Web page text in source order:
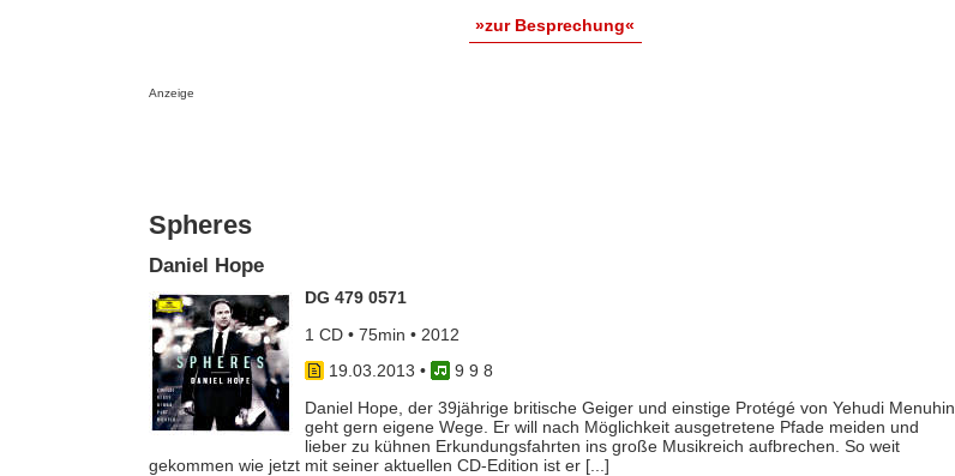
»zur Besprechung«
Anzeige
Spheres
Daniel Hope
DG 479 0571
1 CD • 75min • 2012
19.03.2013 •
9 9 8
Daniel Hope, der 39jährige britische Geiger und einstige Protégé von Yehudi Menuhin,
geht gern eigene Wege. Er will nach Möglichkeit ausgetretene Pfade meiden und
lieber zu kühnen Erkundungsfahrten ins große Musikreich aufbrechen. So weit
gekommen wie jetzt mit seiner aktuellen CD-Edition ist er [...]